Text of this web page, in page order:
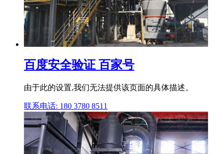
百度安全验证 百家号
由于此的设置,我们无法提供该页面的具体描述。
联系电话: 180 3780 8511